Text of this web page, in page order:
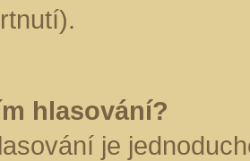
hlasování?
je